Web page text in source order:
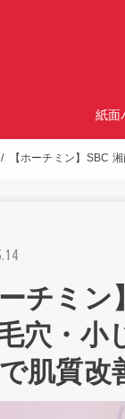
紙面
【ホーチミン】SBC
ーチミ
穴・小
肌質改